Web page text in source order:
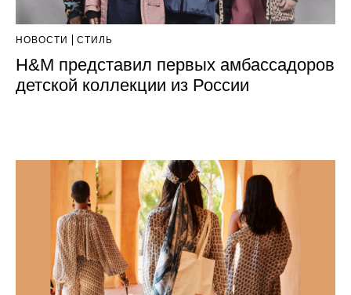
НОВОСТИ СТИЛЬ
H&M представил первых амбассадоров
детской коллекции из России